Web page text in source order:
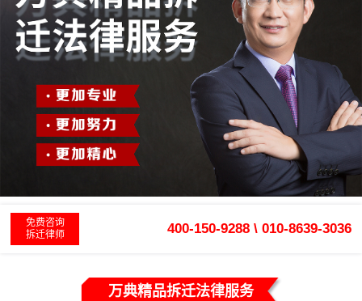
免费咨询
拆迁律师
400-150-9288 \ 010-8639-3036
万典精品拆迁法律服务